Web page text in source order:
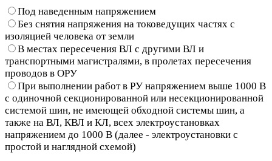
Под наведенным напряжением
Без снятия напряжения на токоведущих частях с
изоляцией человека от земли
В местах пересечения ВЛ с другими ВЛ и
транспортными магистралями, в пролетах пересечения
проводов в ОРУ
При выполнении работ в РУ напряжением выше 1000 В
с одиночной секционированной или несекционированной
системой шин, не имеющей обходной системы шин, а
также на ВЛ, КВЛ и КЛ, всех электроустановках
напряжением до 1000 В (далее - электроустановки с
простой и наглядной схемой)